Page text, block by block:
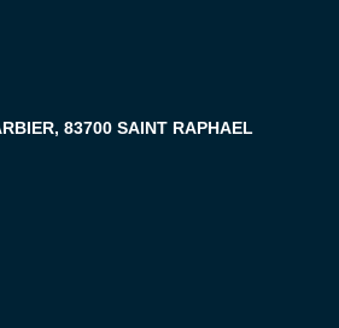
83700 SAINT RAPHAEL